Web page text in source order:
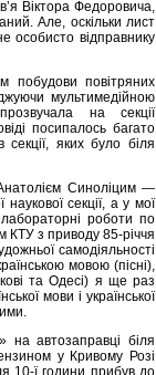
Віктора Федоровича,
Але, оскільки лист
особисто відправнику
побудови повітряних
мультимедійною
на секції
посипалось багато
яких було біля
Синоліцим —
секції, а у мої
роботи по
КТУ з приводу 85-річчя
самодіяльності
мовою (пісні),
та Одесі) я ще раз
мови і української
автозаправці біля
у Кривому Розі
10-ї години прибув до